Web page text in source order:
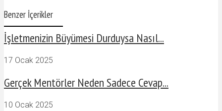
Benzer İçerikler
İşletmenizin Büyümesi Durduysa Nasıl...
17 Ocak 2025
Gerçek Mentörler Neden Sadece Cevap...
10 Ocak 2025